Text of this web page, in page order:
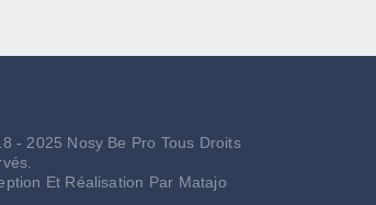
- 2025 Nosy Be Pro Tous Droits
Et Réalisation Par Matajo